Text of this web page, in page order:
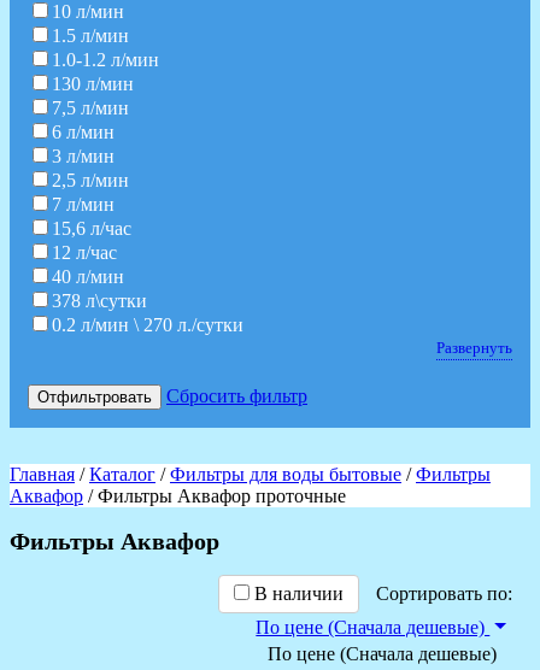
10 л/мин
1.5 л/мин
1.0-1.2 л/мин
130 л/мин
7,5 л/мин
6 л/мин
3 л/мин
2,5 л/мин
7 л/мин
15,6 л/час
12 л/час
40 л/мин
378 л\сутки
0.2 л/мин \ 270 л./сутки
Развернуть
Отфильтровать Сбросить фильтр
Главная /Каталог /Фильтры для воды бытовые /Фильтры
Аквафор / Фильтры Аквафор проточные
Фильтры Аквафор
В наличии
Сортировать по:
По цене (Сначала дешевые)
По цене (Сначала дешевые)